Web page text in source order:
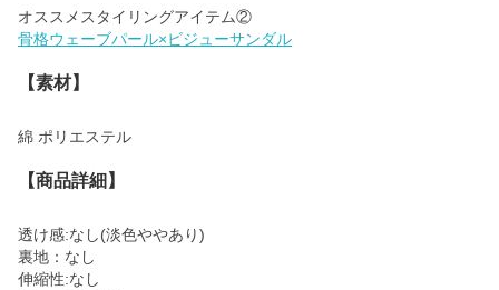
骨格ウェーブパール×ビジューサンダル
【素材】
綿 ポリエステル
【商品詳細】
透け感:なし(淡色ややあり)
裏地：なし
伸縮性:なし